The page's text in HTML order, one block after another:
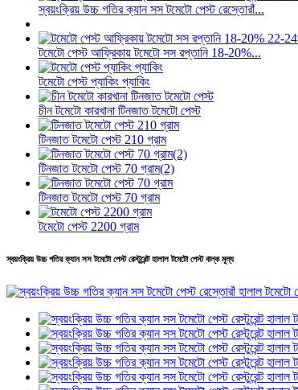
স্বয়ংক্রিয় উচ্চ গতির ক্যান সস টমেটো পেস্ট রেস্তোরাঁ...
টমেটো পেস্ট আফ্রিকায় টমেটো সস রপ্তানি 18-20%...
টমেটো পেস্ট প্যাকিং প্যাকিং
চীন টমেটো কারখানা টিনজাত টমেটো পেস্ট
টিনজাত টমেটো পেস্ট 210 গ্রাম
টিনজাত টমেটো পেস্ট 70 গ্রাম(2)
টিনজাত টমেটো পেস্ট 70 গ্রাম
টমেটো পেস্ট 2200 গ্রাম
স্বয়ংক্রিয় উচ্চ গতির ক্যান সস টমেটো পেস্ট রেস্টুরেন্ট হালাল টমেটো পেস্ট বাল্ক মূল্য